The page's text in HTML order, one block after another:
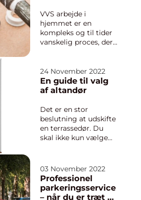
materiale, der er
blevet en int...
VVS arbejde i
hjemmet er en
kompleks og til tider
vanskelig proces, der
Husejere tror ofte, at
de selv kan klare VVS
opgaverne og søger
professionel VVS
installatør, når noget
går galt. Dette er ...
24 November 2022
En guide til valg
af altandør
Det er en stor
beslutning at udskifte
en terrassedør. Du
skal ikke kun vælge
for, at installationen
er udført korrekt, så
dit hjem er sikkert og
trygt. I denne artikel
03 November 2022
Professionel
parkeringsservice
– når du er træt af